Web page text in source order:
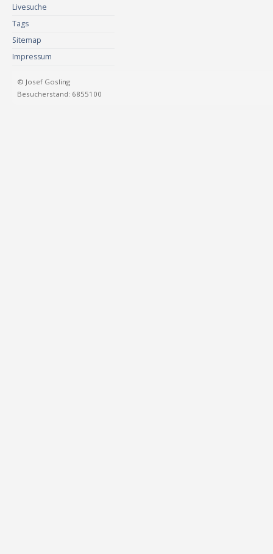
Livesuche
Tags
Sitemap
Impressum
© Josef Gosling
Besucherstand: 6855100